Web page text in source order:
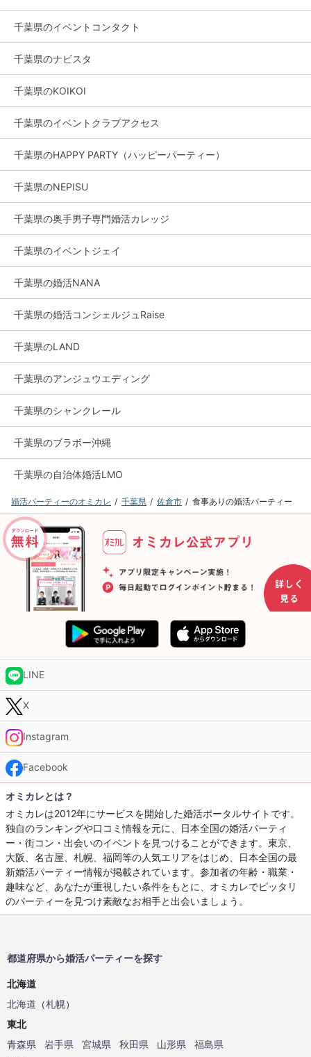
千葉県のイベントコンタクト
千葉県のナビスタ
千葉県のKOIKOI
千葉県のイベントクラブアクセス
千葉県のHAPPY PARTY（ハッピーパーティー）
千葉県のNEPISU
千葉県の奥手男子専門婚活カレッジ
千葉県のイベントジェイ
千葉県の婚活NANA
千葉県の婚活コンシェルジュRaise
千葉県のLAND
千葉県のアンジュウエディング
千葉県のシャンクレール
千葉県のブラボー沖縄
千葉県の自治体婚活LMO
婚活パーティーのオミカレ 千葉県 佐倉市 食事ありの婚活パーティー
LINE
X
Instagram
Facebook
オミカレとは？
オミカレは2012年にサービスを開始した婚活ポータルサイトです。
独自のランキングや口コミ情報を元に、日本全国の婚活パーティ
ー・街コン・出会いのイベントを見つけることができます。東京、
大阪、名古屋、札幌、福岡等の人気エリアをはじめ、日本全国の最
新婚活パーティー情報が掲載されています。参加者の年齢・職業・
趣味など、あなたが重視したい条件をもとに、オミカレでピッタリ
のパーティーを見つけ素敵なお相手と出会いましょう。
都道府県から婚活パーティーを探す
北海道
北海道 （札幌）
東北
青森県
岩手県 宮城県 秋田県 山形県
福島県